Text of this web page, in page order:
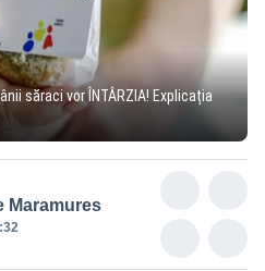
săraci vor ÎNTÂRZIA! Explicația
Maramures